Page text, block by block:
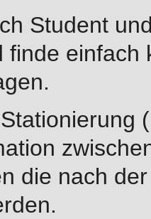
Student
finde einfach
die nach